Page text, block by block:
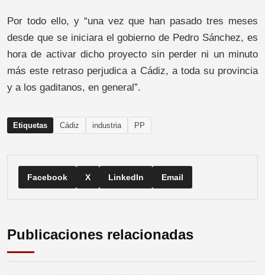
Por todo ello, y “una vez que han pasado tres meses
desde que se iniciara el gobierno de Pedro Sánchez, es
hora de activar dicho proyecto sin perder ni un minuto
más este retraso perjudica a Cádiz, a toda su provincia
y a los gaditanos, en general”.
Etiquetas Cádiz industria PP
Facebook X LinkedIn Email
Publicaciones relacionadas